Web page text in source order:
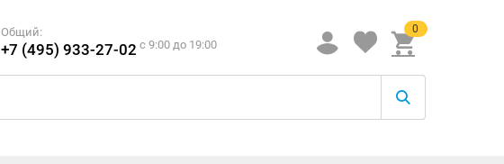
Общий:
+7 (495) 933-27-02 c 9:00 до 19:00
0